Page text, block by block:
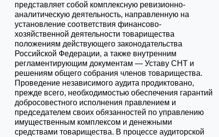
представляет собой комплексную ревизионно-
аналитическую деятельность, направленную на
установление соответствия финансово-
хозяйственной деятельности товарищества
положениям действующего законодательства
Российской Федерации, а также внутренним
регламентирующим документам — Уставу СНТ и
решениям общего собрания членов товарищества.
Проведение независимого аудита продиктовано,
прежде всего, необходимостью обеспечения гарантий
добросовестного исполнения правлением и
председателем своих обязанностей по управлению
имущественным комплексом и денежными
средствами товарищества. В процессе аудиторской